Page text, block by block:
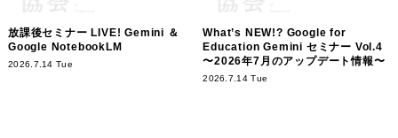
放課後セミナー LIVE! Gemini ＆
Google NotebookLM
2026.7.14 Tue
What’s NEW!? Google for
Education Gemini セミナー Vol.4
〜2026年7月のアップデート情報〜
2026.7.14 Tue